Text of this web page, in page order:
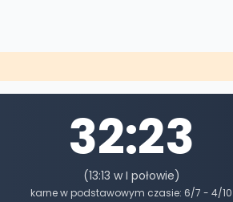
32:23
(13:13 w I połowie)
karne w podstawowym czasie: 6/7 - 4/10